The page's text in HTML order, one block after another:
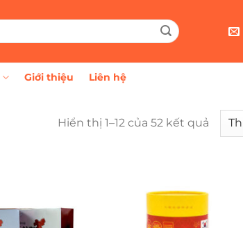
Giới thiệu Liên hệ
Hiển thị 1–12 của 52 kết quảĐược
sắp
giá: